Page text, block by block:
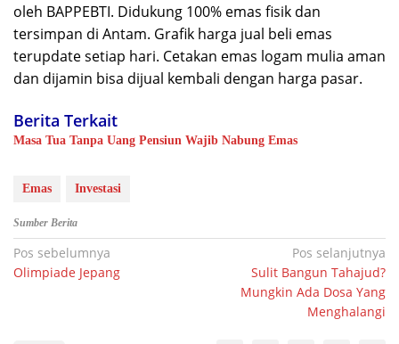
oleh BAPPEBTI. Didukung 100% emas fisik dan
tersimpan di Antam. Grafik harga jual beli emas
terupdate setiap hari. Cetakan emas logam mulia aman
dan dijamin bisa dijual kembali dengan harga pasar.
Berita Terkait
Masa Tua Tanpa Uang Pensiun Wajib Nabung Emas
Emas Investasi
Sumber Berita
Navigasi
pos
Pos sebelumnya
Olimpiade Jepang
Pos selanjutnya
Sulit Bangun Tahajud?
Mungkin Ada Dosa Yang
Menghalangi